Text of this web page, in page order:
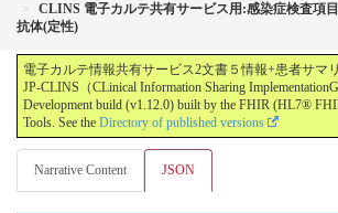
CLINS 電子カルテ共有サービス用:感染症検査項
抗体(定性)
電子カルテ情報共有サービス2文書５情報+患者サ
JP-CLINS（CLinical Information Sharing
Development build (v1.12.0) built by the FHIR (HL7®
Tools. See the Directory of published versions
Narrative Content JSON